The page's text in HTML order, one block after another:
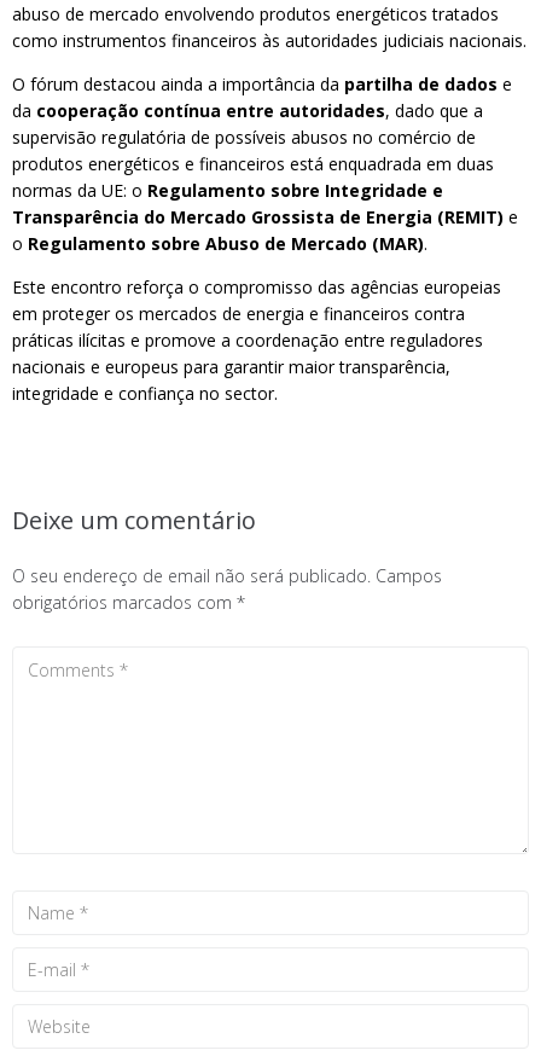
abuso de mercado envolvendo produtos energéticos tratados
como instrumentos financeiros às autoridades judiciais nacionais.
O fórum destacou ainda a importância da partilha de dados e
da cooperação contínua entre autoridades, dado que a
supervisão regulatória de possíveis abusos no comércio de
produtos energéticos e financeiros está enquadrada em duas
normas da UE: o Regulamento sobre Integridade e
Transparência do Mercado Grossista de Energia (REMIT) e
o Regulamento sobre Abuso de Mercado (MAR).
Este encontro reforça o compromisso das agências europeias
em proteger os mercados de energia e financeiros contra
práticas ilícitas e promove a coordenação entre reguladores
nacionais e europeus para garantir maior transparência,
integridade e confiança no sector.
Deixe um comentário
O seu endereço de email não será publicado. Campos
obrigatórios marcados com *